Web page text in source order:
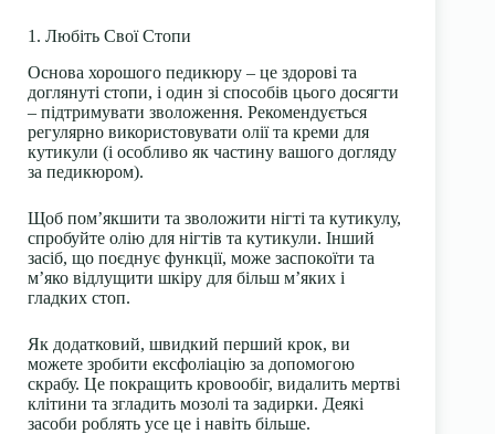
1. Любіть Свої Стопи
Основа хорошого педикюру – це здорові та
доглянуті стопи, і один зі способів цього досягти
– підтримувати зволоження. Рекомендується
регулярно використовувати олії та креми для
кутикули (і особливо як частину вашого догляду
за педикюром).
Щоб пом’якшити та зволожити нігті та кутикулу,
спробуйте олію для нігтів та кутикули. Інший
засіб, що поєднує функції, може заспокоїти та
м’яко відлущити шкіру для більш м’яких і
гладких стоп.
Як додатковий, швидкий перший крок, ви
можете зробити ексфоліацію за допомогою
скрабу. Це покращить кровообіг, видалить мертві
клітини та згладить мозолі та задирки. Деякі
засоби роблять усе це і навіть більше.